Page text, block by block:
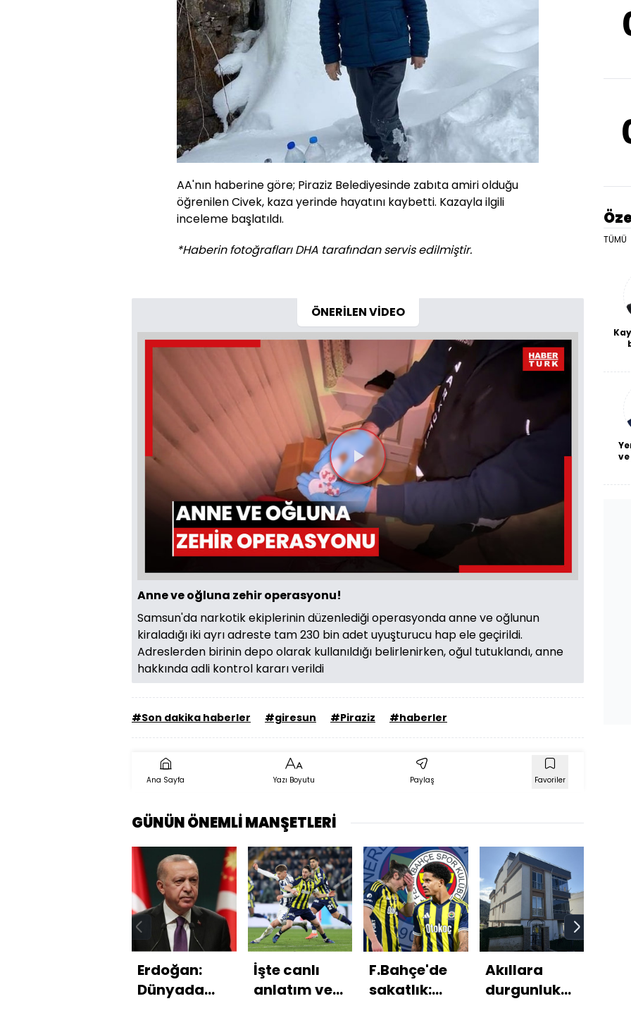
AA'nın haberine göre; Piraziz Belediyesinde zabıta amiri olduğu
öğrenilen Civek, kaza yerinde hayatını kaybetti. Kazayla ilgili
inceleme başlatıldı.
*Haberin fotoğrafları DHA tarafından servis edilmiştir.
ÖNERİLEN VİDEO
Videoyu
Oynat
Anne ve oğluna zehir operasyonu!
Samsun'da narkotik ekiplerinin düzenlediği operasyonda anne ve oğlunun
kiraladığı iki ayrı adreste tam 230 bin adet uyuşturucu hap ele geçirildi.
Adreslerden birinin depo olarak kullanıldığı belirlenirken, oğul tutuklandı, anne
hakkında adli kontrol kararı verildi
#Son dakika haberler #giresun #Piraziz #haberler
Ana Sayfa Yazı Boyutu Paylaş Favoriler
GÜNÜN ÖNEMLİ MANŞETLERİ
Erdoğan:
Dünyada
İşte canlı
anlatım ve
F.Bahçe'de
sakatlık:
Akıllara
durgunluk
TÜMÜ